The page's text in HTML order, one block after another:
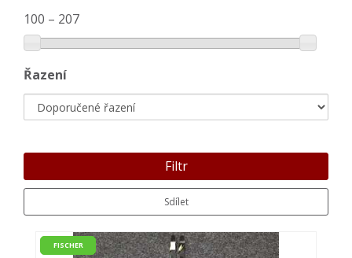
100 – 207
Řazení
Filtr
Sdílet
FISCHER